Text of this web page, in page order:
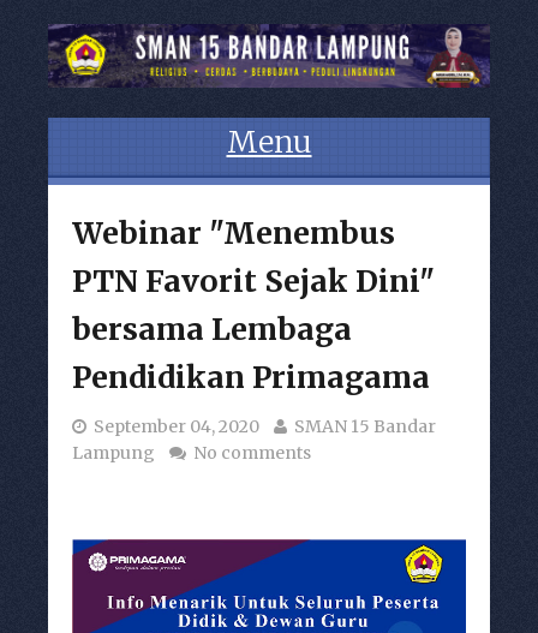
Menu
Webinar "Menembus
PTN Favorit Sejak Dini"
bersama Lembaga
Pendidikan Primagama
September 04, 2020
SMAN 15 Bandar
Lampung
No comments